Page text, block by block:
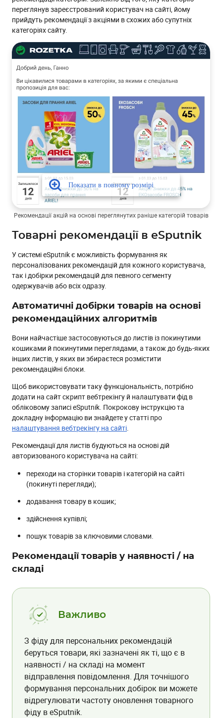
переглянув зареєстрований користувач на сайті, йому
прийдуть рекомендації з акціями в схожих або супутніх
категоріях сайту.
Рекомендації акцій на основі переглянутих раніше категорій товарів
Товарні рекомендації в eSputnik
У системі eSputnik є можливість формування як
персоналізованих рекомендацій для кожного користувача,
так і добірки рекомендацій для певного сегменту
одержувачів або всіх одразу.
Автоматичні добірки товарів на основі
рекомендаційних алгоритмів
Вони найчастіше застосовуються до листів із покинутими
кошиками й покинутими переглядами, а також до будь-яких
інших листів, у яких ви збираєтеся розмістити
рекомендаційні блоки.
Щоб використовувати таку функціональність, потрібно
додати на сайт скрипт вебтрекінгу й налаштувати фід в
обліковому записі eSputnik. Покрокову інструкцію та
докладну інформацію ви знайдете у статті про
налаштування вебтрекінгу на сайті
Рекомендації для листів будуються на основі дій
авторизованого користувача на сайті:
переходи на сторінки товарів і категорій на сайті
(покинуті перегляди);
додавання товару в кошик;
здійснення купівлі;
пошук товарів за ключовими словами.
Рекомендації товарів у наявності / на
складі
Важливо
З фіду для персональних рекомендацій
беруться товари, які зазначені як ті, що є в
наявності / на складі на момент
відправлення повідомлення. Для точнішого
формування персональних добірок ви можете
відрегулювати частоту оновлення товарного
фіду в eSputnik.